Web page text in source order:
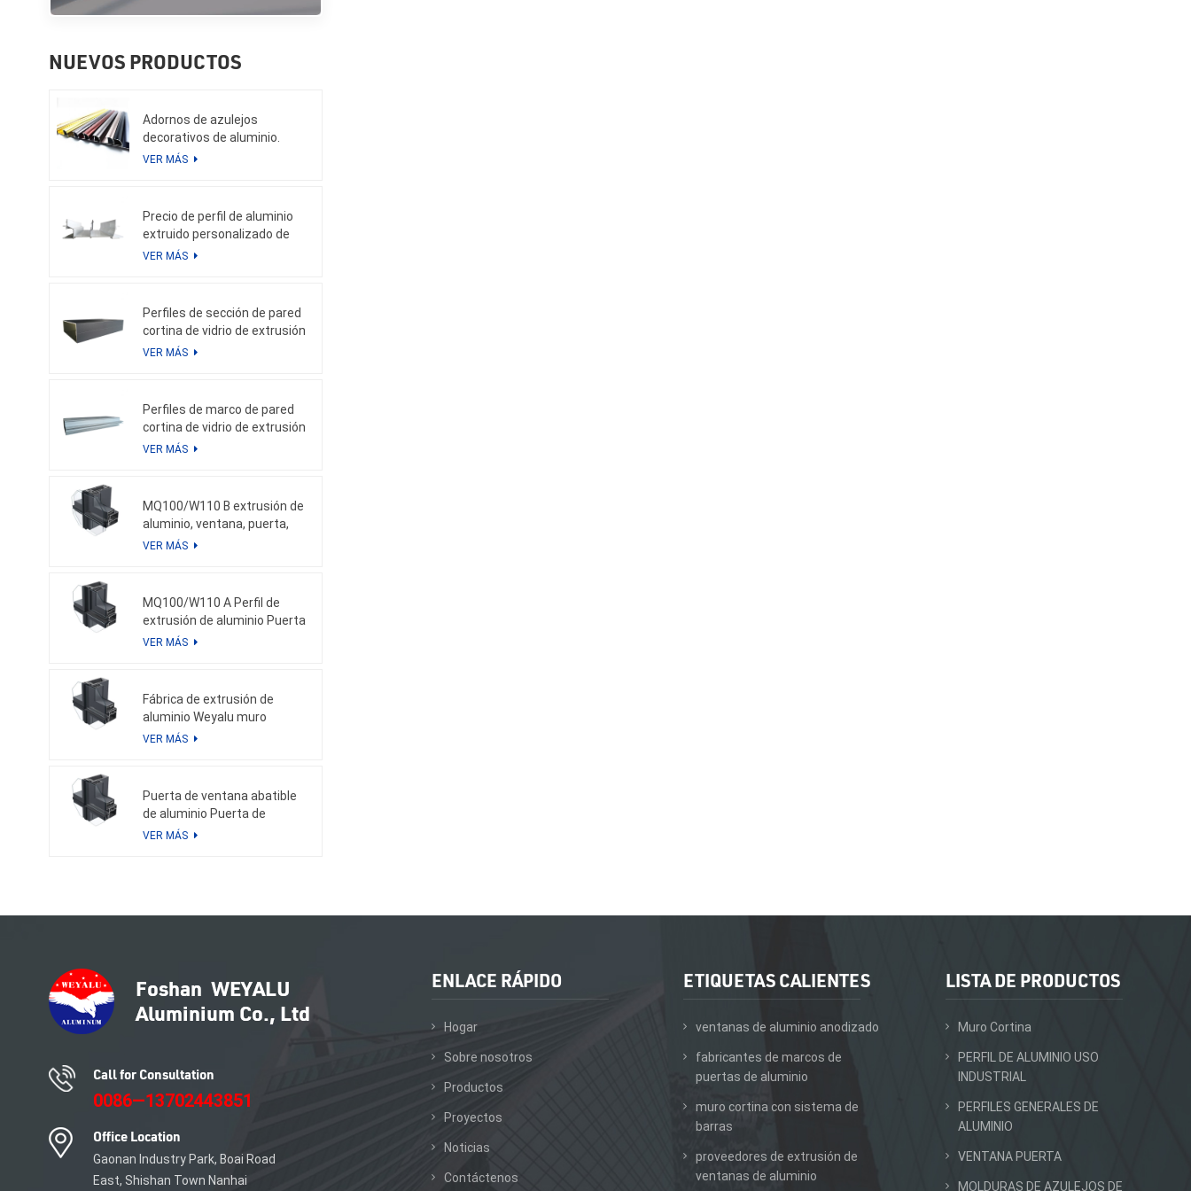
NUEVOS PRODUCTOS
Adornos de azulejos
decorativos de aluminio.
VER MÁS
Precio de perfil de aluminio
extruido personalizado de
China en kg para perfil de
VER MÁS
Perfiles de sección de pared
cortina de vidrio de extrusión
de aluminio Weyalu, tubo
con ahorro de energía
VER MÁS
Perfiles de marco de pared
cortina de vidrio de extrusión
de aluminio de precio más
para fachada
VER MÁS
MQ100/W110 B extrusión de
aluminio, ventana, puerta,
muro cortina de aluminio,
VER MÁS
MQ100/W110 A Perfil de
extrusión de aluminio Puerta
de ventana de perfil de
VER MÁS
Fábrica de extrusión de
aluminio Weyalu muro
cortina de aluminio perfil de
energía recubrimiento en
polvo anodizado
VER MÁS
Puerta de ventana abatible
de aluminio Puerta de
ventana corrediza de
VER MÁS
Call for Consultation
0086—13702443851
Office Location
Gaonan Industry Park, Boai Road
East, Shishan Town Nanhai
ENLACE RÁPIDO
Hogar
Sobre nosotros
Productos
Proyectos
Noticias
Contáctenos
LISTA DE PRODUCTOS
Muro Cortina
PERFIL DE ALUMINIO USO
INDUSTRIAL
PERFILES GENERALES DE
ALUMINIO
VENTANA PUERTA
MOLDURAS DE AZULEJOS DE
ETIQUETAS CALIENTES
ventanas de aluminio anodizado
fabricantes de marcos de
puertas de aluminio
muro cortina con sistema de
barras
proveedores de extrusión de
ventanas de aluminio